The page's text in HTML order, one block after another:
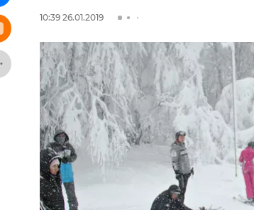
10:39 26.01.2019